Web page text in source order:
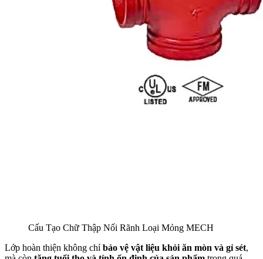
Cấu Tạo Chữ Thập Nối Rãnh Loại Mỏng MECH
Lớp hoàn thiện không chỉ bảo vệ vật liệu khỏi ăn mòn và gỉ sét,